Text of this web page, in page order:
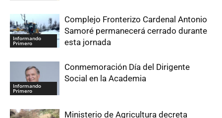
Informando
Primero
Complejo Fronterizo Cardenal Antonio
Samoré permanecerá cerrado durante
esta jornada
Informando
Primero
Conmemoración Día del Dirigente
Social en la Academia
Ministerio de Agricultura decreta